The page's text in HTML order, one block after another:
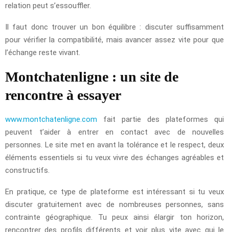
relation peut s’essouffler.
Il faut donc trouver un bon équilibre : discuter suffisamment
pour vérifier la compatibilité, mais avancer assez vite pour que
l’échange reste vivant.
Montchatenligne : un site de
rencontre à essayer
www.montchatenligne.com fait partie des plateformes qui
peuvent t’aider à entrer en contact avec de nouvelles
personnes. Le site met en avant la tolérance et le respect, deux
éléments essentiels si tu veux vivre des échanges agréables et
constructifs.
En pratique, ce type de plateforme est intéressant si tu veux
discuter gratuitement avec de nombreuses personnes, sans
contrainte géographique. Tu peux ainsi élargir ton horizon,
rencontrer des profils différents et voir plus vite avec qui le